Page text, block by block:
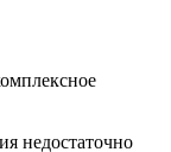
недостаточно